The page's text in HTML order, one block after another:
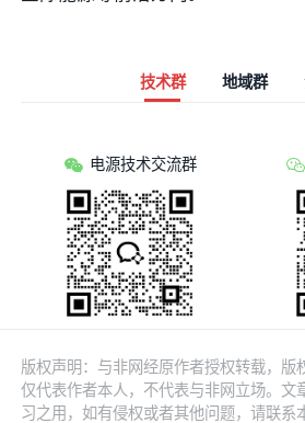
技术群 地域群
电源技术交流群
版权声明：与非网经原作者授权转载，版
仅代表作者本人，不代表与非网立场。文
习之用，如有侵权或者其他问题，请联系